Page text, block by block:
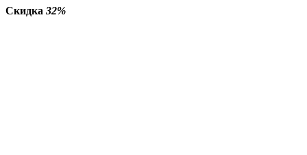
Скидка 32%